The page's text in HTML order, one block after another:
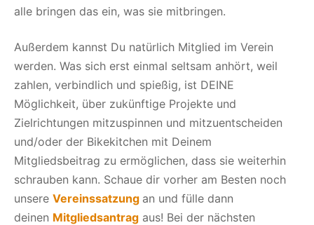
alle bringen das ein, was sie mitbringen.
Außerdem kannst Du natürlich Mitglied im Verein
werden. Was sich erst einmal seltsam anhört, weil
zahlen, verbindlich und spießig, ist DEINE
Möglichkeit, über zukünftige Projekte und
Zielrichtungen mitzuspinnen und mitzuentscheiden
und/oder der Bikekitchen mit Deinem
Mitgliedsbeitrag zu ermöglichen, dass sie weiterhin
schrauben kann. Schaue dir vorher am Besten noch
unsere Vereinssatzung an und fülle dann
deinen Mitgliedsantrag aus! Bei der nächsten